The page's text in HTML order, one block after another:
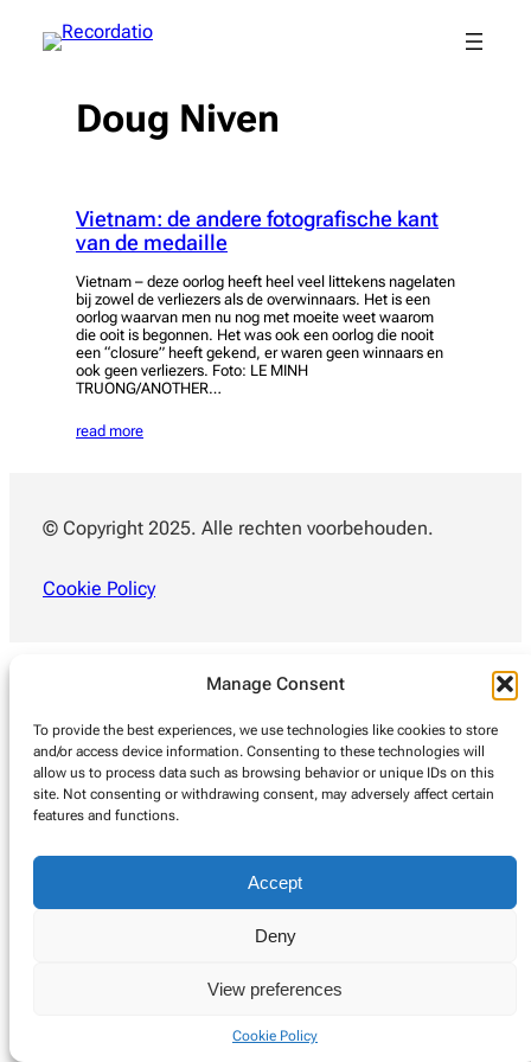
Manage Consent
To provide the best experiences, we use technologies like cookies to store
and/or access device information. Consenting to these technologies will
allow us to process data such as browsing behavior or unique IDs on this
site. Not consenting or withdrawing consent, may adversely affect certain
features and functions.
Accept
Deny
View preferences
Cookie Policy
naar
Doug Niven
Vietnam: de andere fotografische kant
van de medaille
Vietnam – deze oorlog heeft heel veel littekens nagelaten
bij zowel de verliezers als de overwinnaars. Het is een
oorlog waarvan men nu nog met moeite weet waarom
die ooit is begonnen. Het was ook een oorlog die nooit
een “closure” heeft gekend, er waren geen winnaars en
ook geen verliezers. Foto: LE MINH
TRUONG/ANOTHER…
read more
© Copyright 2025. Alle rechten voorbehouden.
Cookie Policy